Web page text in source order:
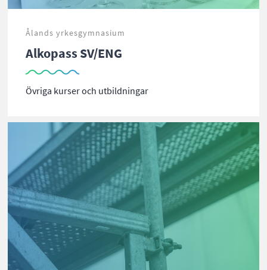
Ålands yrkesgymnasium
Alkopass SV/ENG
Övriga kurser och utbildningar